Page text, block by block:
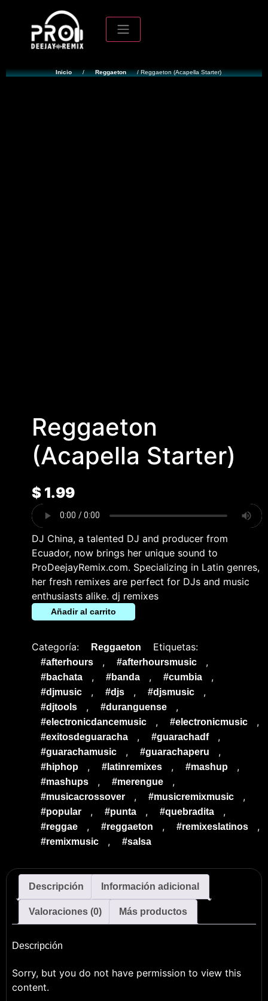
Inicio / Reggaeton / Reggaeton (Acapella Starter)
Reggaeton
(Acapella Starter)
$1.99
DJ China, a talented DJ and producer from
Ecuador, now brings her unique sound to
ProDeejayRemix.com. Specializing in Latin genres,
her fresh remixes are perfect for DJs and music
enthusiasts alike. dj remixes
Añadir al carrito
Categoría: Reggaeton Etiquetas:
#afterhours , #afterhoursmusic ,
#bachata , #banda , #cumbia ,
#djmusic , #djs , #djsmusic ,
#djtools , #duranguense ,
#electronicdancemusic , #electronicmusic ,
#exitosdeguaracha , #guarachadf ,
#guarachamusic , #guarachaperu ,
#hiphop , #latinremixes , #mashup ,
#mashups , #merengue ,
#musicacrossover , #musicremixmusic ,
#popular , #punta , #quebradita ,
#reggae , #reggaeton , #remixeslatinos ,
#remixmusic , #salsa
Descripción Información adicional
Valoraciones (0) Más productos
Descripción
Sorry, but you do not have permission to view this
content.